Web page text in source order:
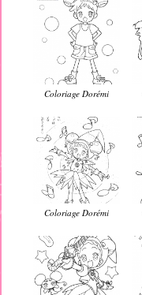
Coloriage Dorémi
Coloriage Dorémi